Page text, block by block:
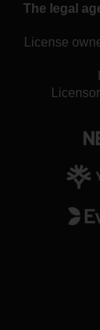
The legal
License